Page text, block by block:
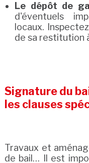
Le dépôt de
d'éventuels
locaux.
de sa restitution
Signature du
les clauses
Travaux et
de bail… Il est